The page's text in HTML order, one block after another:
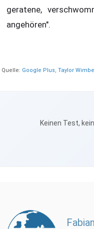
geratene,
angehören".
Quelle: Google Plus, Taylor
Keinen Test,